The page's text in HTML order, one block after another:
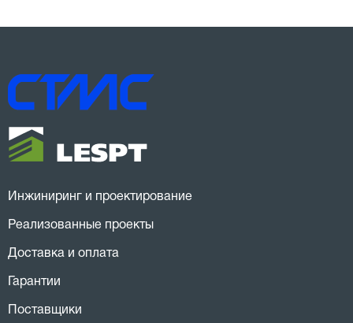
Инжиниринг и проектирование
Реализованные проекты
Доставка и оплата
Гарантии
Поставщики